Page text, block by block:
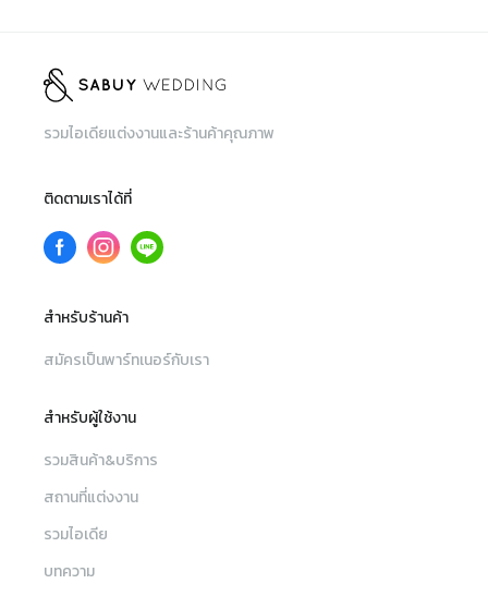
รวมไอเดียแต่งงานและร้านค้าคุณภาพ
ติดตามเราได้ที่
สำหรับร้านค้า
สมัครเป็นพาร์ทเนอร์กับเรา
สำหรับผู้ใช้งาน
รวมสินค้า&บริการ
สถานที่แต่งงาน
รวมไอเดีย
บทความ